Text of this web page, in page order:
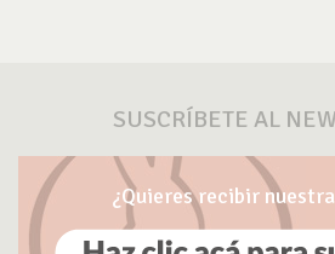
SUSCRÍBETE AL
¿Quieres recibir